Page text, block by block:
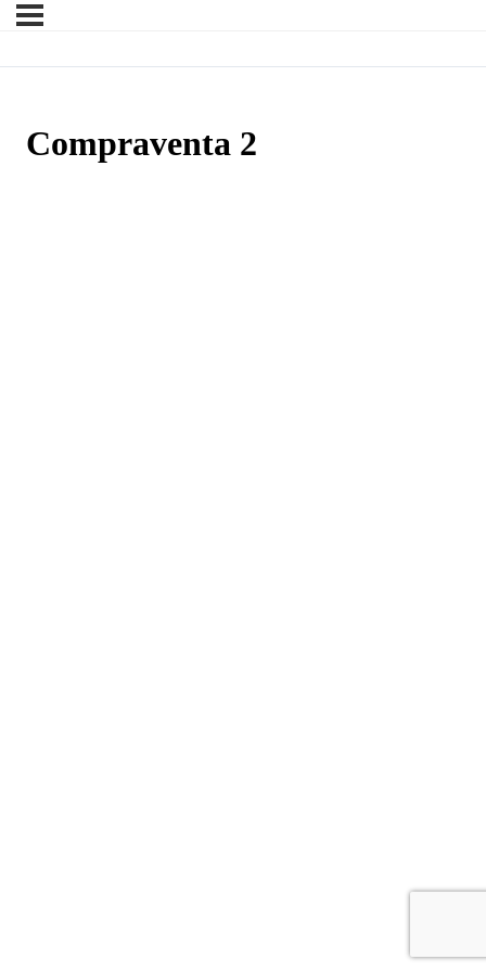
Compraventa 2